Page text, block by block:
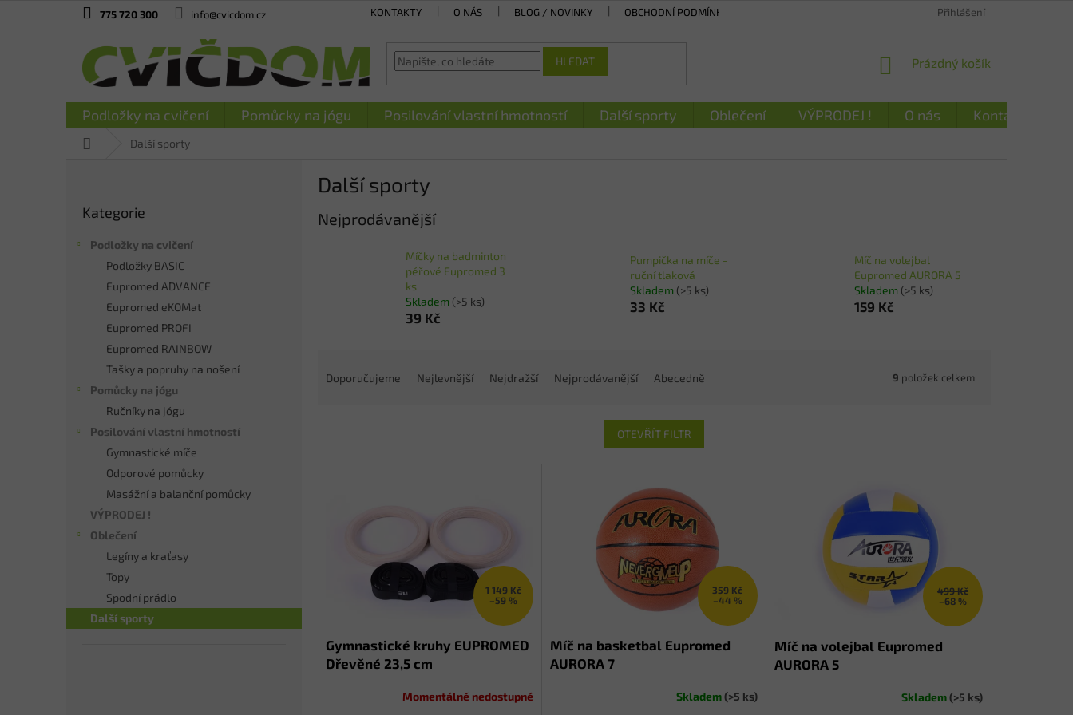
775 720 300 info@cvicdom.cz KONTAKTY O NÁS BLOG / NOVINKY OBCHODNÍ PODMÍNKY A DOKUMENTY Přihlášení
HLEDAT
NÁKUPNÍ
Prázdný košík
Podložky na cvičení Pomůcky na jógu Posilování vlastní hmotností Další sporty Oblečení VÝPRODEJ ! O nás Kontakty
Další sporty
kategorie
Kategorie
Podložky na cvičení
Podložky BASIC
Eupromed ADVANCE
Eupromed eKOMat
Eupromed PROFI
Eupromed RAINBOW
Tašky a popruhy na nošení
Pomůcky na jógu
Ručníky na jógu
Posilování vlastní hmotností
Gymnastické míče
Odporové pomůcky
Masážní a balanční pomůcky
VÝPRODEJ !
Oblečení
Legíny a kraťasy
Topy
Spodní prádlo
Další sporty
Další sporty
Nejprodávanější
Míčky na badminton
péřové Eupromed 3
ks
Skladem (>5 ks)
39 Kč
Pumpička na míče -
ruční tlaková
Skladem (>5 ks)
33 Kč
Míč na volejbal
Eupromed AURORA 5
Skladem (>5 ks)
159 Kč
Doporučujeme Nejlevnější Nejdražší Nejprodávanější Abecedně 9 položek celkem
OTEVŘÍT FILTR
1 149 Kč
–59 %
Gymnastické kruhy EUPROMED
Dřevěné 23,5 cm
Momentálně nedostupné
359 Kč
–44 %
Míč na basketbal Eupromed
AURORA 7
Skladem(>5 ks)
499 Kč
–68 %
Míč na volejbal Eupromed
AURORA 5
Skladem(>5 ks)